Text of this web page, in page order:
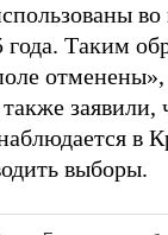
года. Таким
отменены»,
в
выборы.